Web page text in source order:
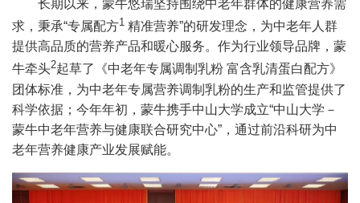
长期以来，蒙牛悠瑞坚持围绕中老年群体的健康营养需
求，秉承“专属配方1 精准营养”的研发理念，为中老年人群
提供高品质的营养产品和暖心服务。作为行业领导品牌，蒙
牛牵头2起草了《中老年专属调制乳粉 富含乳清蛋白配方》
团体标准，为中老年专属营养调制乳粉的生产和监管提供了
科学依据；今年年初，蒙牛携手中山大学成立“中山大学－
蒙牛中老年营养与健康联合研究中心” ，通过前沿科研为中
老年营养健康产业发展赋能。